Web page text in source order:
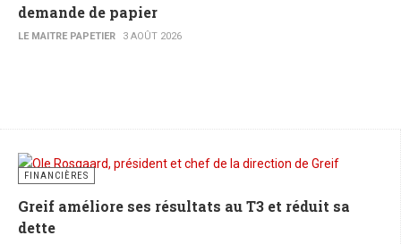
demande de papier
LE MAITRE PAPETIER 3 AOÛT 2026
FINANCIÈRES
Greif améliore ses résultats au T3 et réduit sa
dette